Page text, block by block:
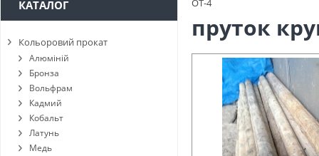
ОТ-4
пруток
КАТАЛОГ
Кольоровий прокат
Алюміній
Бронза
Вольфрам
Кадмий
Кобальт
Латунь
Медь